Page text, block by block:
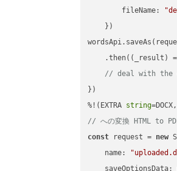
fileName:
    })
    .then(
( _result )
// deal with the
})
%!(EXTRA string=DOCX,
// への変換 HTML to
const request = new
name:
saveOptionsData: